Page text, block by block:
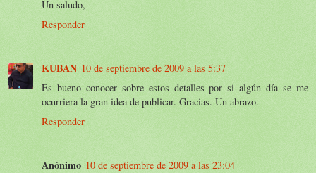
Un saludo,
Responder
KUBAN 10 de septiembre de 2009 a las 5:37
Es bueno conocer sobre estos detalles por si algún día se me
ocurriera la gran idea de publicar. Gracias. Un abrazo.
Responder
Anónimo 10 de septiembre de 2009 a las 23:04